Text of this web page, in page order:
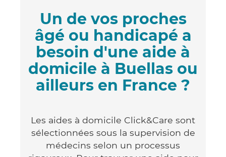
Un de vos proches
âgé ou handicapé a
besoin d'une aide à
domicile à Buellas ou
ailleurs en France ?
Les aides à domicile Click&Care sont
sélectionnées sous la supervision de
médecins selon un processus